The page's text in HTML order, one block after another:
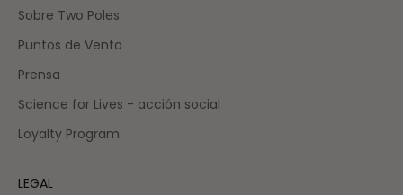
Sobre Two Poles
Puntos de Venta
Prensa
Science for Lives - acción social
Loyalty Program
LEGAL